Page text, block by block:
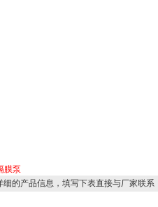
膜泵
的产品信息，填写下表直接与厂家联系